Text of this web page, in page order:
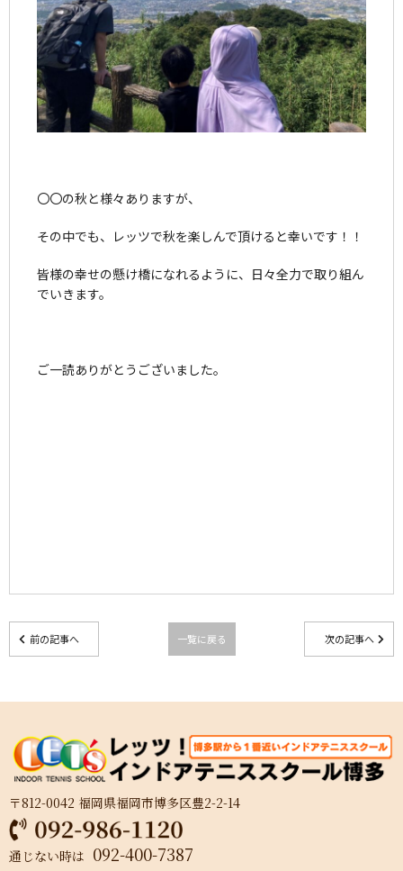
〇〇の秋と様々ありますが、
その中でも、レッツで秋を楽しんで頂けると幸いです！！
皆様の幸せの懸け橋になれるように、日々全力で取り組ん
でいきます。
ご一読ありがとうございました。
前の記事へ 一覧に戻る 次の記事へ
〒812-0042 福岡県福岡市博多区豊2-2-14
通じない時は 092-400-7387